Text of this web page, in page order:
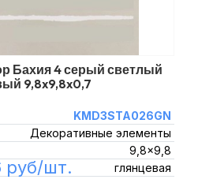
Бахия 4 серый светлый
9,8x9,8x0,7
KMD3STA026GN
Декоративные элементы
9,8x9,8
глянцевая
руб/шт.